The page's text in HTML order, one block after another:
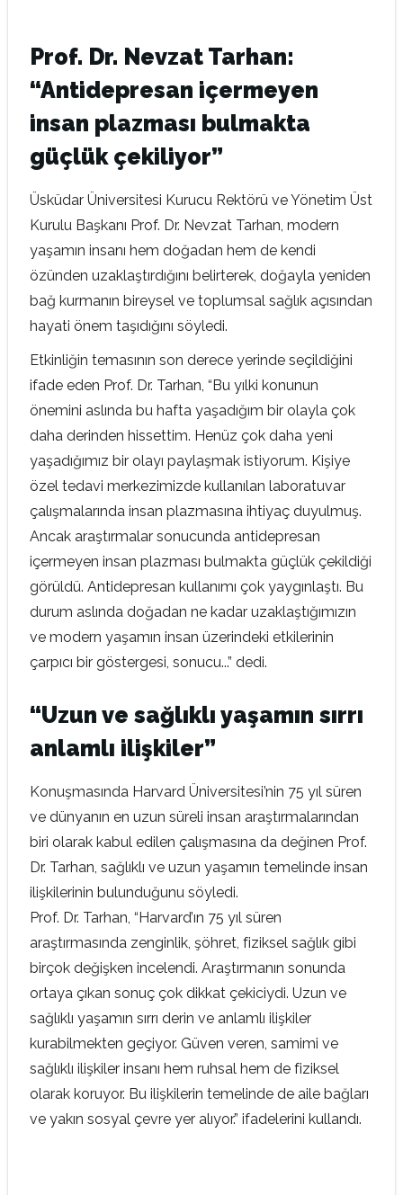
Prof. Dr. Nevzat Tarhan:
“Antidepresan içermeyen
insan plazması bulmakta
güçlük çekiliyor”
Üsküdar Üniversitesi Kurucu Rektörü ve Yönetim Üst
Kurulu Başkanı Prof. Dr. Nevzat Tarhan, modern
yaşamın insanı hem doğadan hem de kendi
özünden uzaklaştırdığını belirterek, doğayla yeniden
bağ kurmanın bireysel ve toplumsal sağlık açısından
hayati önem taşıdığını söyledi.
Etkinliğin temasının son derece yerinde seçildiğini
ifade eden Prof. Dr. Tarhan, “Bu yılki konunun
önemini aslında bu hafta yaşadığım bir olayla çok
daha derinden hissettim. Henüz çok daha yeni
yaşadığımız bir olayı paylaşmak istiyorum. Kişiye
özel tedavi merkezimizde kullanılan laboratuvar
çalışmalarında insan plazmasına ihtiyaç duyulmuş.
Ancak araştırmalar sonucunda antidepresan
içermeyen insan plazması bulmakta güçlük çekildiği
görüldü. Antidepresan kullanımı çok yaygınlaştı. Bu
durum aslında doğadan ne kadar uzaklaştığımızın
ve modern yaşamın insan üzerindeki etkilerinin
çarpıcı bir göstergesi, sonucu...” dedi.
“Uzun ve sağlıklı yaşamın sırrı
anlamlı ilişkiler”
Konuşmasında Harvard Üniversitesi’nin 75 yıl süren
ve dünyanın en uzun süreli insan araştırmalarından
biri olarak kabul edilen çalışmasına da değinen Prof.
Dr. Tarhan, sağlıklı ve uzun yaşamın temelinde insan
ilişkilerinin bulunduğunu söyledi.
Prof. Dr. Tarhan, “Harvard’ın 75 yıl süren
araştırmasında zenginlik, şöhret, fiziksel sağlık gibi
birçok değişken incelendi. Araştırmanın sonunda
ortaya çıkan sonuç çok dikkat çekiciydi. Uzun ve
sağlıklı yaşamın sırrı derin ve anlamlı ilişkiler
kurabilmekten geçiyor. Güven veren, samimi ve
sağlıklı ilişkiler insanı hem ruhsal hem de fiziksel
olarak koruyor. Bu ilişkilerin temelinde de aile bağları
ve yakın sosyal çevre yer alıyor.” ifadelerini kullandı.